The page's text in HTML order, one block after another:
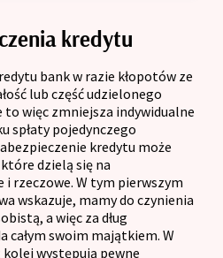
kredytu
bank w razie kłopotów ze
lub część udzielonego
to więc zmniejsza indywidualne
spłaty pojedynczego
kredytu może
dzielą się na
rzeczowe. W tym pierwszym
wskazuje, mamy do czynienia
a więc za dług
całym swoim majątkiem. W
występują pewne